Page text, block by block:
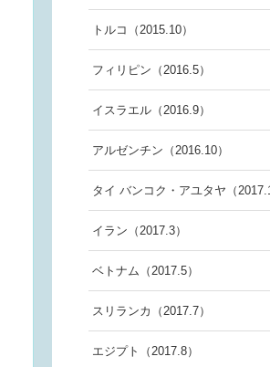
トルコ（2015.10）
フィリピン（2016.5）
イスラエル（2016.9）
アルゼンチン（2016.10）
タイ バンコク・アユタヤ（2017.1
イラン（2017.3）
ベトナム（2017.5）
スリランカ（2017.7）
エジプト（2017.8）